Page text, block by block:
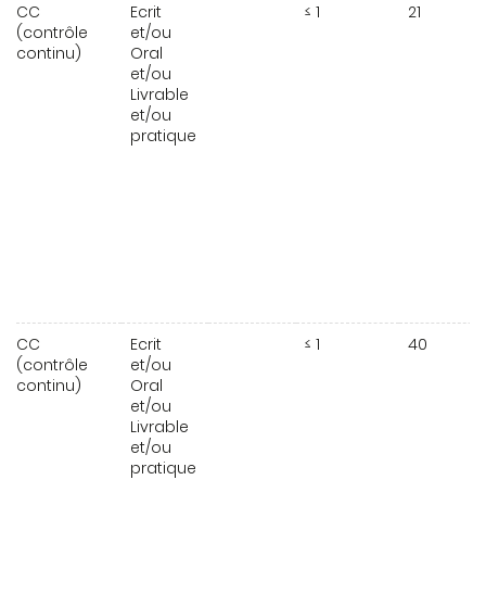
CC
(contrôle
continu)
Ecrit
et/ou
Oral
et/ou
Livrable
et/ou
pratique
≤ 1 21
CC
(contrôle
continu)
Ecrit
et/ou
Oral
et/ou
Livrable
et/ou
pratique
≤ 1 40